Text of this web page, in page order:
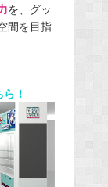
を、グッ
間を目指
！